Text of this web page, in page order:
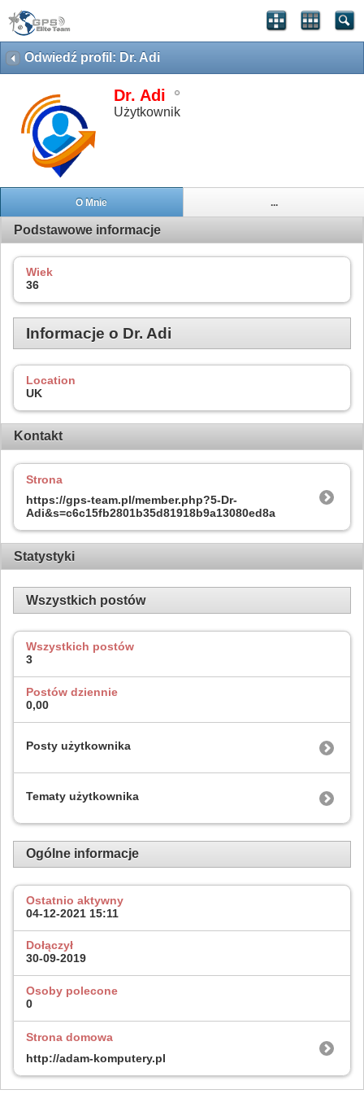
Odwiedź profil: Dr. Adi
Dr. Adi
Użytkownik
O Mnie ...
Podstawowe informacje
Wiek
36
Informacje o Dr. Adi
Location
UK
Kontakt
Strona
https://gps-team.pl/member.php?5-Dr-
Adi&s=c6c15fb2801b35d81918b9a13080ed8a
Statystyki
Wszystkich postów
Wszystkich postów
3
Postów dziennie
0,00
Posty użytkownika
Tematy użytkownika
Ogólne informacje
Ostatnio aktywny
04-12-2021 15:11
Dołączył
30-09-2019
Osoby polecone
0
Strona domowa
http://adam-komputery.pl